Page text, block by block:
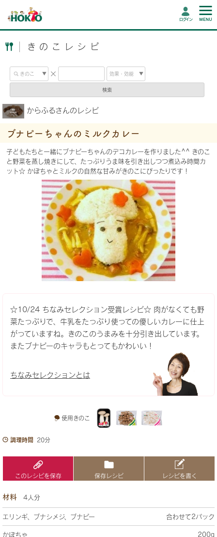
ログイン
きのこレシピ
検索
からふるさんのレシピ
ブナピーちゃんのミルクカレー
子どもたちと一緒にブナピーちゃんのデコカレーを作りました^^ きのこ
と野菜を蒸し焼きにして、たっぷりうま味を引き出しつつ煮込み時間カ
ット☆ かぼちゃとミルクの自然な甘みがきのこにぴったりです！
☆10/24 ちなみセレクション受賞レシピ☆ 肉がなくても野
菜たっぷりで、牛乳をたっぷり使っての優しいカレーに仕上
がっていますね。きのこのうまみを十分引き出しています。
またブナピーのキャラもとってもかわいい！
ちなみセレクションとは
使用きのこ
調理時間 20分
このレシピを保存 保存レシピ レシピを書く
材料 4人分
エリンギ、ブナシメジ、ブナピー 合わせて2パック
かぼちゃ 200g